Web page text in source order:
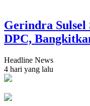
Gerindra
DPC,
Headline News
4 hari yang lalu